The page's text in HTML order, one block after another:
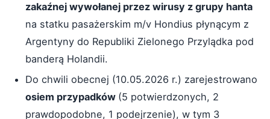
zakaźnej wywołanej przez wirusy z grupy hanta
na statku pasażerskim m/v Hondius płynącym z
Argentyny do Republiki Zielonego Przylądka pod
banderą Holandii.
Do chwili obecnej (10.05.2026 r.) zarejestrowano
osiem przypadków (5 potwierdzonych, 2
prawdopodobne, 1 podejrzenie), w tym 3